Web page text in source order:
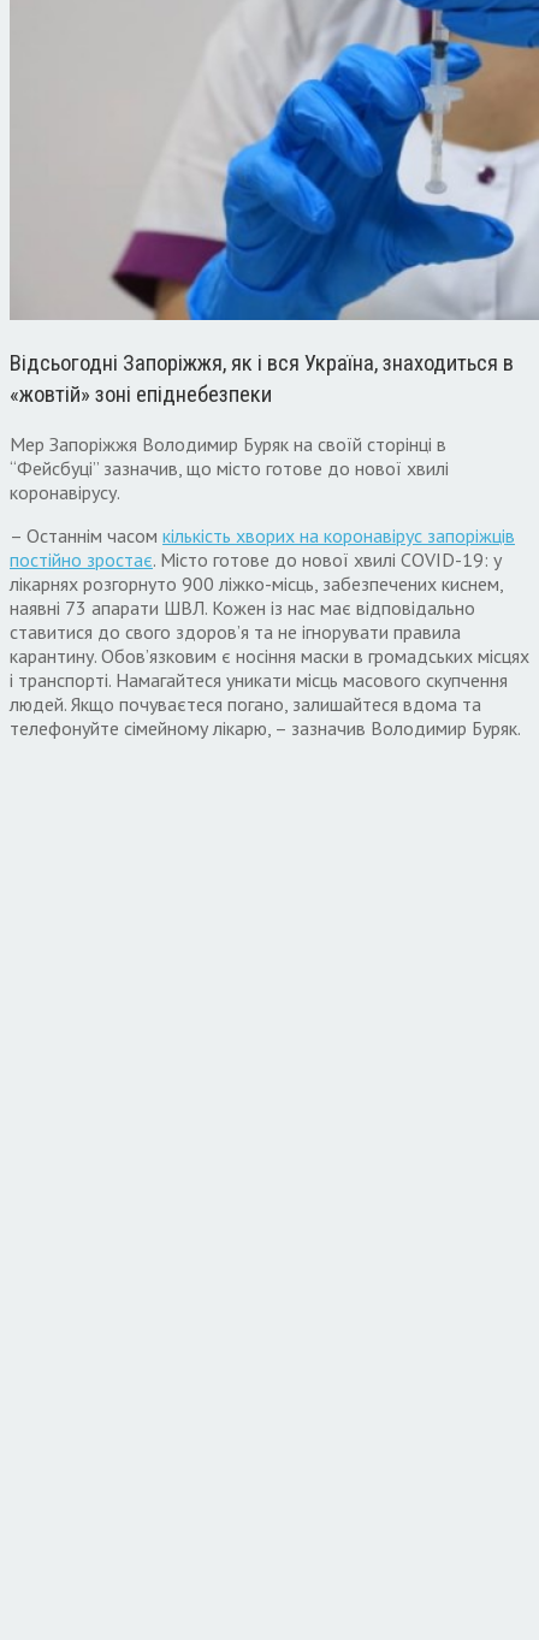
Відсьогодні Запоріжжя, як і вся Україна, знаходиться в
«жовтій» зоні епіднебезпеки
Мер Запоріжжя Володимир Буряк на своїй сторінці в
“Фейсбуці” зазначив, що місто готове до нової хвилі
коронавірусу.
– Останнім часом кількість хворих на коронавірус запоріжців
постійно зростає. Місто готове до нової хвилі COVID-19: у
лікарнях розгорнуто 900 ліжко-місць, забезпечених киснем,
наявні 73 апарати ШВЛ. Кожен із нас має відповідально
ставитися до свого здоров’я та не ігнорувати правила
карантину. Обов’язковим є носіння маски в громадських місцях
і транспорті. Намагайтеся уникати місць масового скупчення
людей. Якщо почуваєтеся погано, залишайтеся вдома та
телефонуйте сімейному лікарю, – зазначив Володимир Буряк.